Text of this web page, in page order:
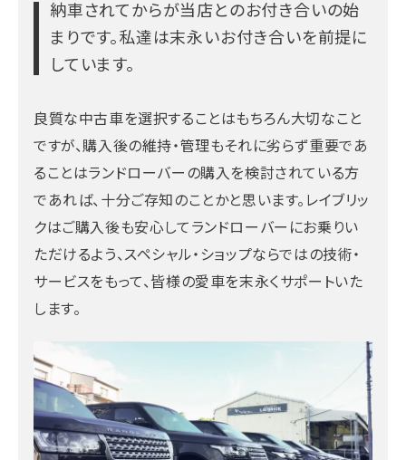
納車されてからが当店とのお付き合いの始
まりです。私達は末永いお付き合いを前提に
しています。
良質な中古車を選択することはもちろん大切なこと
ですが、購入後の維持・管理もそれに劣らず重要であ
ることはランドローバーの購入を検討されている方
であれば、十分ご存知のことかと思います。レイブリッ
クはご購入後も安心してランドローバーにお乗りい
ただけるよう、スペシャル・ショップならではの技術・
サービスをもって、皆様の愛車を末永くサポートいた
します。